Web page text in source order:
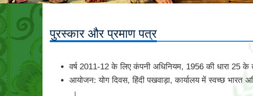
पुरस्कार और प्रमाण पत्र
वर्ष 2011-12 के लिए कंपनी अधिनियम, 1956 की धारा 25 के
आयोजन: योग दिवस, हिंदी पखवाड़ा, कार्यालय में स्वच्छ
।